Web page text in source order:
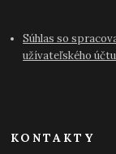
Súhlas so
užívateľského účtu
KONTAKTY